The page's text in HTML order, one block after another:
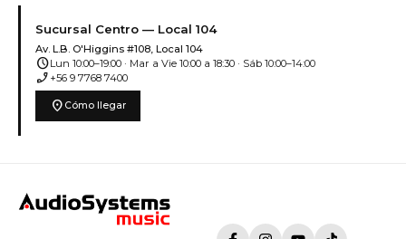
Sucursal Centro — Local 104
Av. L.B. O'Higgins #108, Local 104
scheduleLun 10:00–19:00 · Mar a Vie 10:00 a 18:30 · Sáb 10:00–14:00
phone_enabled +56 9 7768 7400
location_on Cómo llegar